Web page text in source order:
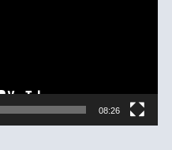
08:26